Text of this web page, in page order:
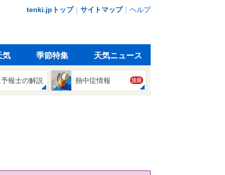
tenki.jpトップ｜ サイトマップ｜ ヘルプ
気 季節特集 天気ニュース
報士の解説 熱中症情報 注目